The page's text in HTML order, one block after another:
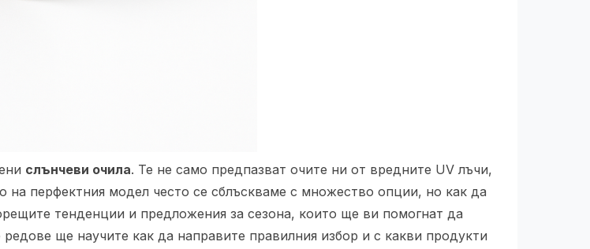
слънчеви очила. Те не само предпазват очите ни от вредните UV лъчи,
на перфектния модел често се сблъскваме с множество опции, но как да
тенденции и предложения за сезона, които ще ви помогнат да
ще научите как да направите правилния избор и с какви продукти